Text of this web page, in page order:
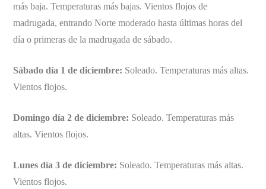
más baja. Temperaturas más bajas. Vientos flojos de
madrugada, entrando Norte moderado hasta últimas horas del
día o primeras de la madrugada de sábado.
Sábado día 1 de diciembre: Soleado. Temperaturas más altas.
Vientos flojos.
Domingo día 2 de diciembre: Soleado. Temperaturas más
altas. Vientos flojos.
Lunes día 3 de diciembre: Soleado. Temperaturas más altas.
Vientos flojos.